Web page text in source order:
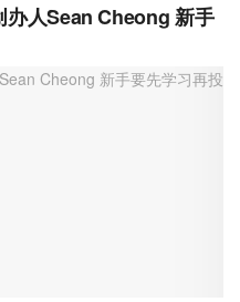
人Sean Cheong 新手